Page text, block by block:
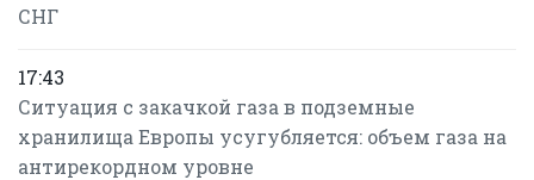
СНГ
17:43
Ситуация с закачкой газа в подземные
хранилища Европы усугубляется: объем газа на
антирекордном уровне